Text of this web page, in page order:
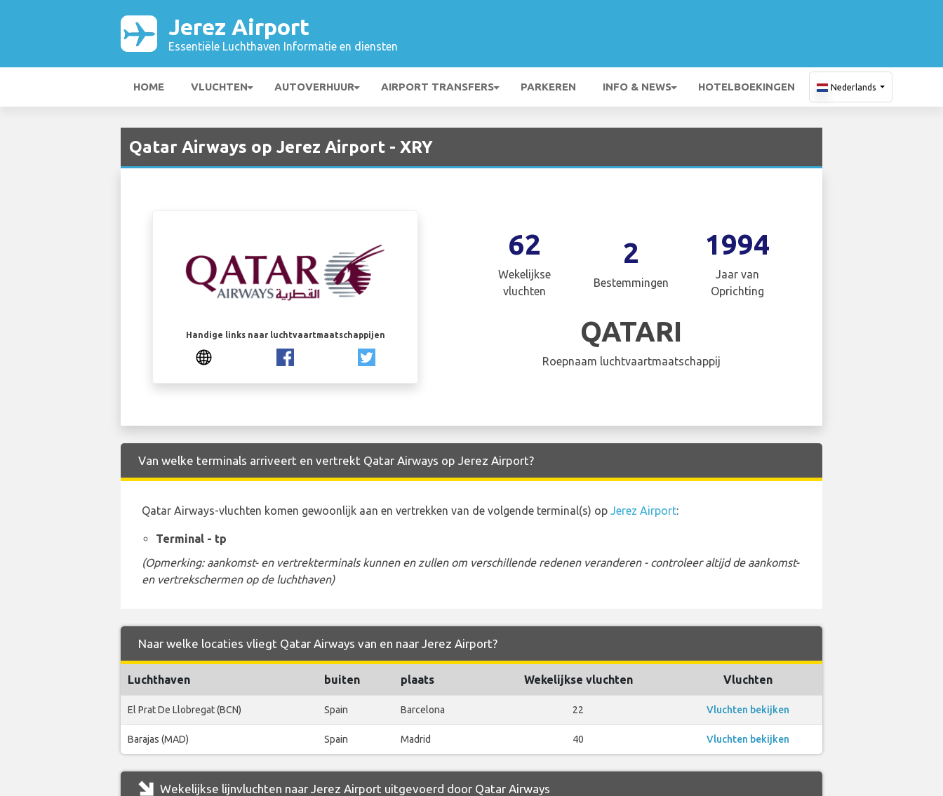
Jerez Airport
Essentiële Luchthaven Informatie en diensten
HOME VLUCHTEN AUTOVERHUUR AIRPORT TRANSFERS PARKEREN INFO & NEWS HOTELBOEKINGEN Nederlands
Qatar Airways op Jerez Airport - XRY
Handige links naar luchtvaartmaatschappijen
62
Wekelijkse
vluchten
2
Bestemmingen
1994
Jaar van
Oprichting
QATARI
Roepnaam luchtvaartmaatschappij
Van welke terminals arriveert en vertrekt Qatar Airways op Jerez Airport?
Qatar Airways-vluchten komen gewoonlijk aan en vertrekken van de volgende terminal(s) op Jerez Airport:
Terminal - tp
(Opmerking: aankomst- en vertrekterminals kunnen en zullen om verschillende redenen veranderen - controleer altijd de aankomst-
en vertrekschermen op de luchthaven)
Naar welke locaties vliegt Qatar Airways van en naar Jerez Airport?
Luchthaven buiten plaats Wekelijkse vluchten Vluchten
El Prat De Llobregat (BCN) Spain Barcelona 22 Vluchten bekijken
Barajas (MAD) Spain Madrid 40 Vluchten bekijken
Wekelijkse lijnvluchten naar Jerez Airport uitgevoerd door Qatar Airways